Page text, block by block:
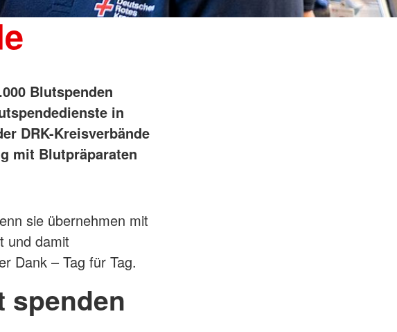
Blutspenden
in
DRK-Kreisverbände
mit Blutpräparaten
sie übernehmen mit
und damit
Dank – Tag für Tag.
spenden